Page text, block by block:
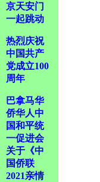
京天安门
一起跳动
热烈庆祝
中国共产
党成立100
周年
巴拿马华
侨华人中
国和平统
一促进会
关于《中
国侨联
2021亲情